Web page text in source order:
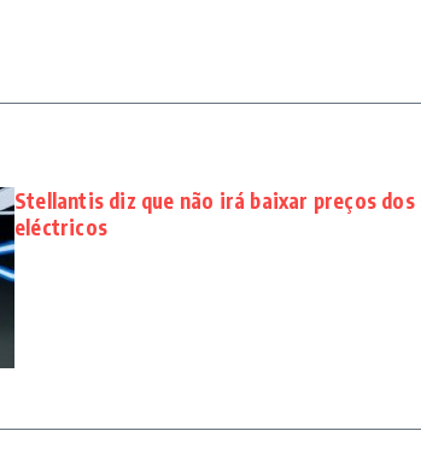
Stellantis diz que não irá baixar preços dos
eléctricos